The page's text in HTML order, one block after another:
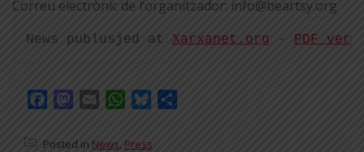
Correu electrònic de l’organitzador: info@beartsy.org
News publusjed at Xarxanet.org - PDF
FacebookMastodon
Email WhatsApp
Bluesky
Posted in News Press